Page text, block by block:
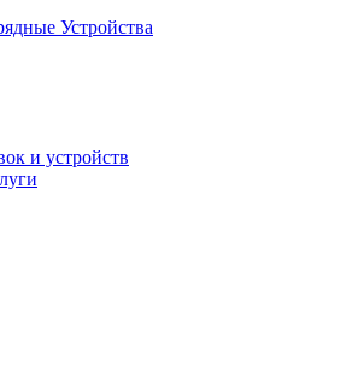
Устройства
и устройств